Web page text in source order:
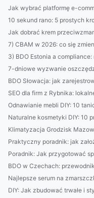
Jak wybrać platformę e-
10 sekund rano: 5 prostych
Jak dobrać krem
7) CBAM w 2026: co się
3) BDO Estonia a
7-dniowe wyzwanie
BDO Słowacja: jak
SEO dla firm z Rybnika:
Odnawianie mebli DIY: 10
Naturalne kosmetyki DIY: 10
Klimatyzacja Grodzisk
Praktyczny poradnik: jak
Poradnik: Jak przygotować
BDO w Czechach:
Najlepsze serum na
DIY: Jak zbudować trwałe i